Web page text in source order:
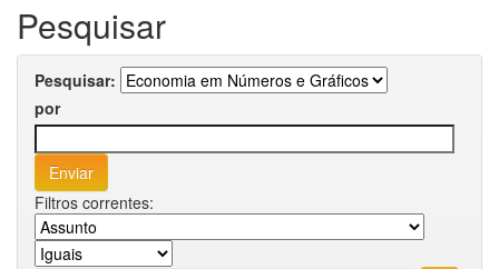
Pesquisar
Pesquisar:
por
Filtros correntes: